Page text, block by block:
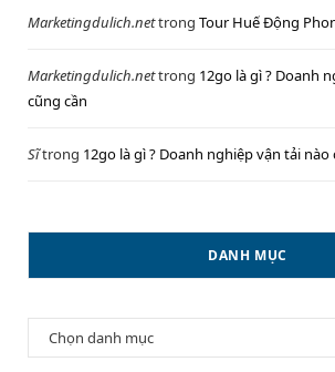
Marketingdulich.nettrong Tour Huế Động
Marketingdulich.nettrong 12go là gì ? Doanh
cũng cần
Sĩtrong 12go là gì ? Doanh nghiệp vận tải nào
DANH MỤC
Danh
mục